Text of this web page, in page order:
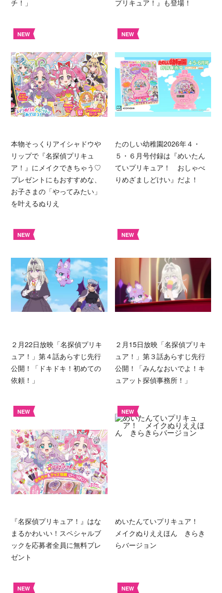
チ！」 プリキュア！』も登場！
NEW
本物そっくりアイシャドウや
リップで『名探偵プリキュ
ア！』にメイクできちゃう♡
プレゼントにもおすすめな、
お子さまの「やってみたい」
を叶えるぬりえ
NEW
たのしい幼稚園2026年４・
５・６月号付録は『めいたん
ていプリキュア！ おしゃべ
りめざましどけい』だよ！
NEW
２月22日放映「名探偵プリキ
ュア！」第４話あらすじ先行
公開！「ドキドキ！初めての
依頼！」
NEW
２月15日放映「名探偵プリキ
ュア！」第３話あらすじ先行
公開！「みんなおいでよ！キ
ュアット探偵事務所！」
NEW
『名探偵プリキュア！』はな
まるかわいい！スペシャルブ
ックを応募者全員に無料プレ
ゼント
NEW
めいたんていプリキュア！
メイクぬりええほん きらき
らバージョン
NEW NEW